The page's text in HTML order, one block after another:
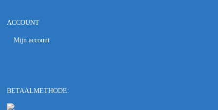
ACCOUNT
Mijn account
BETAALMETHODE: